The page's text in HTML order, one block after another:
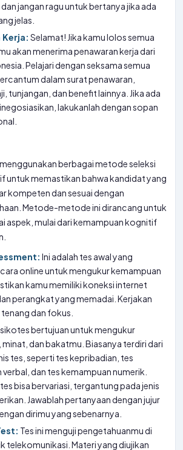
jangan ragu untuk bertanya jika ada
jelas.
Kerja: Selamat! Jika kamu lolos semua
akan menerima penawaran kerja dari
Pelajari dengan seksama semua
dalam surat penawaran,
tunjangan, dan benefit lainnya. Jika ada
lakukanlah dengan sopan
berbagai metode seleksi
untuk memastikan bahwa kandidat yang
kompeten dan sesuai dengan
Metode-metode ini dirancang untuk
aspek, mulai dari kemampuan kognitif
Ini adalah tes awal yang
online untuk mengukur kemampuan
kamu memiliki koneksi internet
perangkat yang memadai. Kerjakan
dan fokus.
bertujuan untuk mengukur
dan bakatmu. Biasanya terdiri dari
tes, seperti tes kepribadian, tes
dan tes kemampuan numerik.
bisa bervariasi, tergantung pada jenis
Jawablah pertanyaan dengan jujur
dirimu yang sebenarnya.
Tes ini menguji pengetahuanmu di
telekomunikasi. Materi yang diujikan